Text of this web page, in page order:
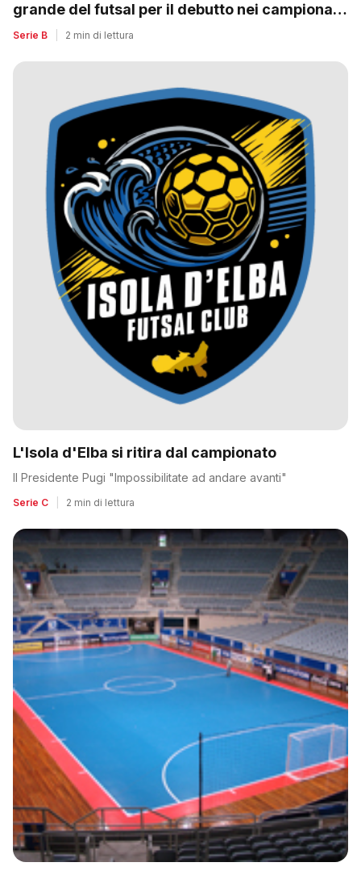
grande del futsal per il debutto nei campionati
nazionali
Serie B 2 min di lettura
L'Isola d'Elba si ritira dal campionato
Il Presidente Pugi "Impossibilitate ad andare avanti"
Serie C 2 min di lettura